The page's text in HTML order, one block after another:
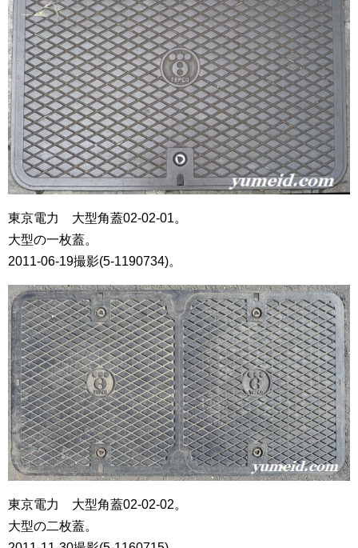
東京電力 大型角蓋02-02-01。
大型の一枚蓋。
2011-06-19撮影(5-1190734)。
東京電力 大型角蓋02-02-02。
大型の二枚蓋。